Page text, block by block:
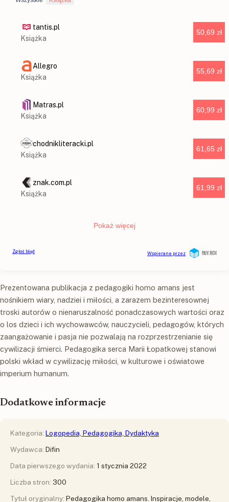
Prezentowana publikacja z pedagogiki homo amans jest
nośnikiem wiary, nadziei i miłości, a zarazem bezinteresownej
troski autorów o nienaruszalność ponadczasowych wartości oraz
o los dzieci i ich wychowawców, nauczycieli, pedagogów, których
zaangażowanie i pasja nie pozwalają na rozprzestrzenianie się
cywilizacji śmierci. Pedagogika serca Marii Łopatkowej stanowi
polski wkład w cywilizację miłości, w kulturowe i oświatowe
imperium humanum.
Dodatkowe informacje
Kategoria: Logopedia, Pedagogika, Dydaktyka
Wydawca: Difin
Data pierwszego wydania: 1 stycznia 2022
Liczba stron: 300
Tytuł oryginalny: Pedagogika homo amans. Inspiracje, modele,